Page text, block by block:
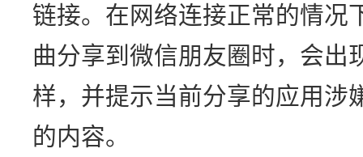
链接。在网络连接正常的情况
曲分享到微信朋友圈时，会出
样，并提示当前分享的应用涉
的内容。